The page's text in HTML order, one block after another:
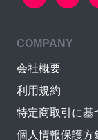
COMPANY
会社概要
利用規約
特定商取引に基
個人情報保護方